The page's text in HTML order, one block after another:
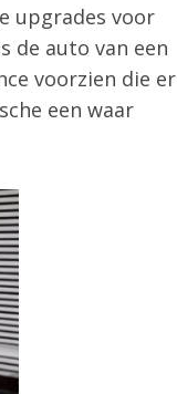
upgrades voor
de auto van een
voorzien die er
een waar